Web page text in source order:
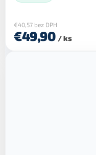
€40,57 bez DPH
€49,90 / ks